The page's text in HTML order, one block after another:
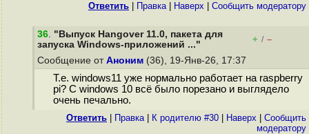
Ответить Правка| Наверх Cообщить модератору
36. "Выпуск Hangover 11.0, пакета для
запуска Windows-приложений ..."
+ / –
Сообщение от Аноним (36), 19-Янв-26, 17:37
Т.е. windows11 уже нормально работает на raspberry
pi? С windows 10 всё было порезано и выглядело
очень печально.
Ответить Правка| К родителю #30 Наверх
Cообщить
модератору